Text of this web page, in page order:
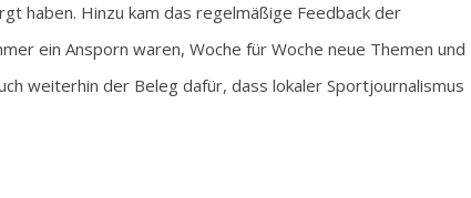
haben. Hinzu kam das regelmäßige Feedback der
ein Ansporn waren, Woche für Woche neue Themen und
weiterhin der Beleg dafür, dass lokaler Sportjournalismus